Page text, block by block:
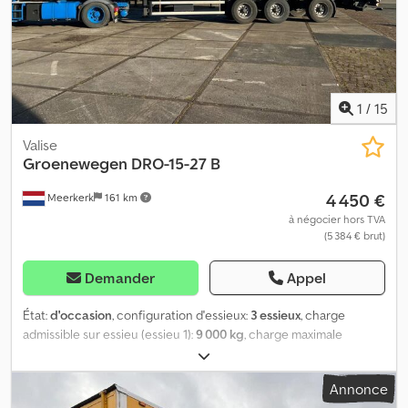
1 / 15
Meerkerk 161 km
Valise
Groenewegen DRO-15-27 B
4 450 €
à négocier hors TVA
(5 384 € brut)
Demander Appel
État:d'occasion, configuration d'essieux: 3 essieux, charge
admissible sur essieu (essieu 1):9 000 kg, charge maximale
9 000 kg
autorisée (essieu 3):9 000 kg, première immatriculation:11/2005,
longueur de l'espace de chargement:
, largeur deAnnonce